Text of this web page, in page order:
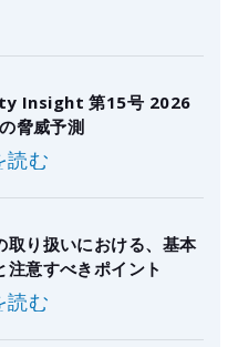
Insight 第15号 2026
脅威予測
読む
取り扱いにおける、基本
注意すべきポイント
読む